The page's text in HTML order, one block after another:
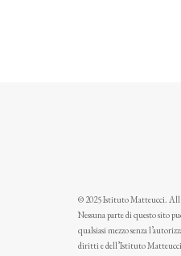
© 2025 Istituto Matteucci. All
Nessuna parte di questo sito
qualsiasi mezzo senza
diritti e dell’Istituto Matteucci